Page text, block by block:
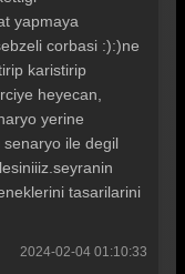
yapmaya
corbasi :):)ne
karistirip
heyecan,
yerine
ile degil
tasarilarini
2024-02-04 01:10:33